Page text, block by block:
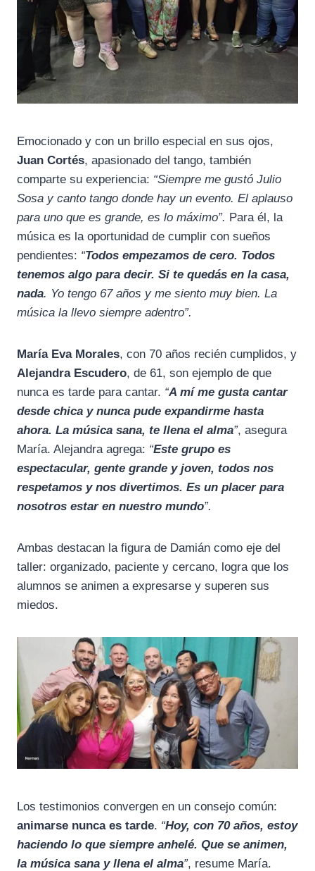
Emocionado y con un brillo especial en sus ojos,
Juan Cortés, apasionado del tango, también
comparte su experiencia: “Siempre me gustó Julio
Sosa y canto tango donde hay un evento. El aplauso
para uno que es grande, es lo máximo”. Para él, la
música es la oportunidad de cumplir con sueños
pendientes: “Todos empezamos de cero. Todos
tenemos algo para decir. Si te quedás en la casa,
nada. Yo tengo 67 años y me siento muy bien. La
música la llevo siempre adentro”.
María Eva Morales, con 70 años recién cumplidos, y
Alejandra Escudero, de 61, son ejemplo de que
nunca es tarde para cantar. “A mí me gusta cantar
desde chica y nunca pude expandirme hasta
ahora. La música sana, te llena el alma”, asegura
María. Alejandra agrega: “Este grupo es
espectacular, gente grande y joven, todos nos
respetamos y nos divertimos. Es un placer para
nosotros estar en nuestro mundo”.
Ambas destacan la figura de Damián como eje del
taller: organizado, paciente y cercano, logra que los
alumnos se animen a expresarse y superen sus
miedos.
Los testimonios convergen en un consejo común:
animarse nunca es tarde. “Hoy, con 70 años, estoy
haciendo lo que siempre anhelé. Que se animen,
la música sana y llena el alma”, resume María.